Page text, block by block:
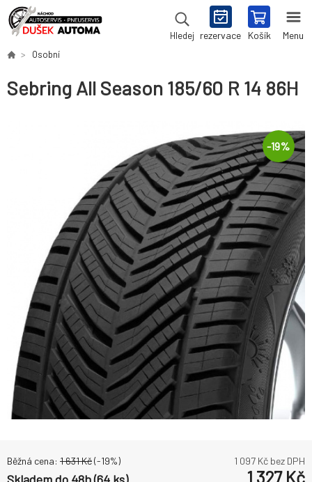
Hledej rezervace Košík Menu
Osobní
Sebring All Season 185/60 R 14 86H
-19%
Běžná cena: 1 631Kč(-19%) 1 097 Kč bez DPH
1 327Kč